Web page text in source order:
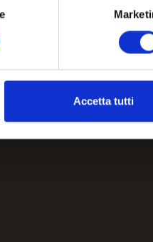
Accetta tutti
camere da letto
bagno in camera, che si
sull’interno, zona
esclusiva con cucina